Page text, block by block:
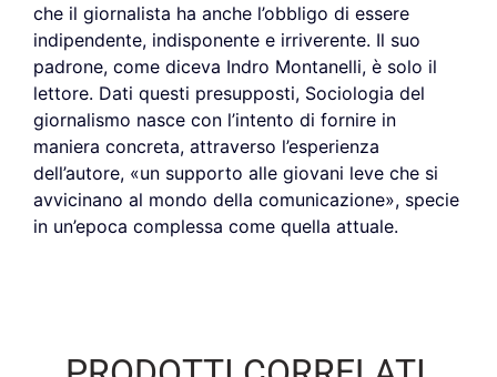
che il giornalista ha anche l’obbligo di essere
indipendente, indisponente e irriverente. Il suo
padrone, come diceva Indro Montanelli, è solo il
lettore. Dati questi presupposti, Sociologia del
giornalismo nasce con l’intento di fornire in
maniera concreta, attraverso l’esperienza
dell’autore, «un supporto alle giovani leve che si
avvicinano al mondo della comunicazione», specie
in un’epoca complessa come quella attuale.